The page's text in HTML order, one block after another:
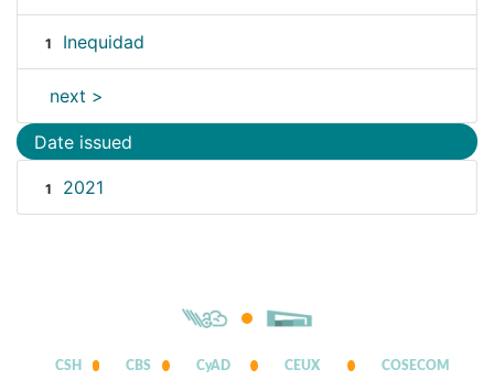
1 Inequidad
next >
Date issued
1 2021
CSH CBS CyAD CEUX COSECOM